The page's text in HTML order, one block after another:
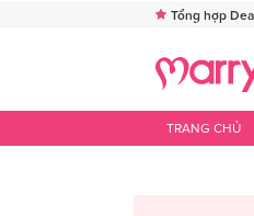
Tổng hợp
TRANG CHỦ